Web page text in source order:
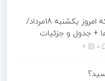
قیمت طلا و سکه امروز یکشنبه 18مرداد/
+ جدول و جزئیات
6